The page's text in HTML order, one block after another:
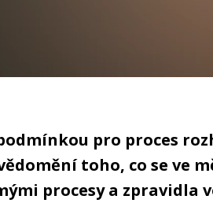
pro proces
toho, co se ve
procesy a zpravidla